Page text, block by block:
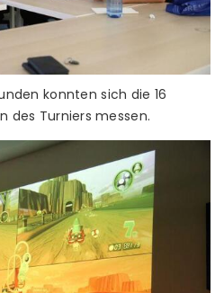
konnten sich die 16
des Turniers messen.